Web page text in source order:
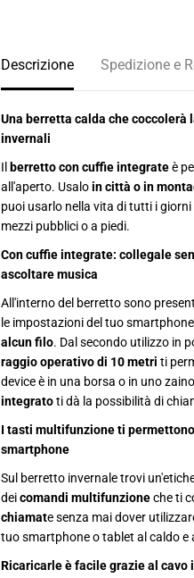
r
B
e
r
e
t
o
i
n
v
e
r
a
l
c
n
c
f
f
i
e
i
r
l
s
s
n
e
e
r
e
o
i
n
v
e
r
a
l
c
o
n
c
f
f
i
e
w
i
l
s
s
n
e
Descrizione Spedizione e
Una berretta calda che
invernali
Il berretto con cuffie integrateè
all'aperto. Usaloin città o in
puoi usarlo nella vita di tutti i
mezzi pubblici o a piedi.
Con cuffie integrate: collegale
ascoltare musica
All'interno del berretto sono
le impostazioni del tuo
alcun filo. Dal secondo utilizzo in
raggio operativo di 10 metri ti
device è in una borsa o in uno
integratoti dà la possibilità di
I tasti multifunzione ti
smartphone
Sul berretto invernale trovi
deicomandi multifunzioneche ti
chiamate senza mai dover
tuo smartphone o tablet al caldo e
Ricaricarle è facile grazie al cavo